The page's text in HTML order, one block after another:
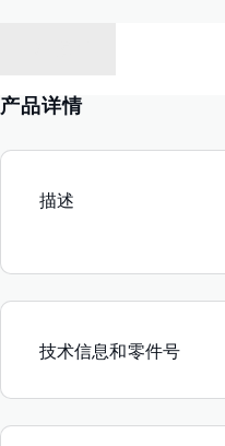
产品详情
描述
技术信息和零件号